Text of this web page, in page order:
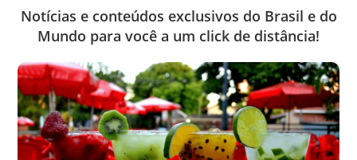
Notícias e conteúdos exclusivos do Brasil e do
Mundo para você a um click de distância!